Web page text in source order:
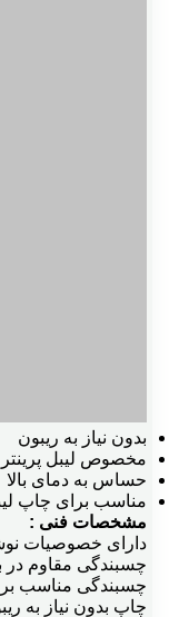
بدون نیاز به ریبون
مخصوص لیبل
حساس به دمای بالا
مناسب برای چاپ
مشخصات فنی :
دارای خصوصیات
چسبندگی مقاوم در
چسبندگی مناسب
چاپ بدون نیاز به